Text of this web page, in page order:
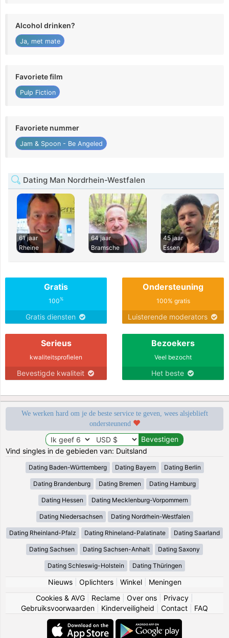
Alcohol drinken?
Ja, met mate
Favoriete film
Pulp Fiction
Favoriete nummer
Jam & Spoon - Be Angeled
Dating Man Nordrhein-Westfalen
61 jaar
Rheine
64 jaar
Bramsche
45 jaar
Essen
Gratis
100%
Gratis diensten
Ondersteuning
100% gratis
Luisterende moderators
Serieus
kwaliteitsprofielen
Bevestigde kwaliteit
Bezoekers
Veel bezocht
Het beste
We werken hard om je de beste service te geven, wees alsjeblieft
ondersteunend
Vind singles in de gebieden van: Duitsland
Dating Baden-Württemberg Dating Bayern Dating Berlin
Dating Brandenburg Dating Bremen Dating Hamburg
Dating Hessen Dating Mecklenburg-Vorpommern
Dating Niedersachsen Dating Nordrhein-Westfalen
Dating Rheinland-Pfalz Dating Rhineland-Palatinate Dating Saarland
Dating Sachsen Dating Sachsen-Anhalt Dating Saxony
Dating Schleswig-Holstein Dating Thüringen
Nieuws| Oplichters| Winkel| Meningen
Cookies & AVG
Reclame Over ons Privacy
Gebruiksvoorwaarden
Kinderveiligheid Contact FAQ